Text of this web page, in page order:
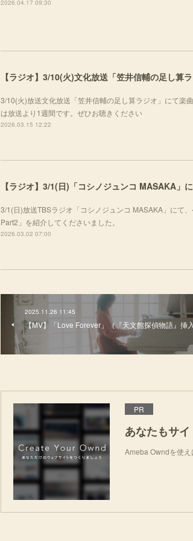
2026.04.17 09:30
【ラジオ】3/10(火)文化放送「笠井信輔の足し算
3/10(火)放送文化放送「笠井信輔の足し算ラジオ」にて楽
は放送より1週間です。ぜひお聴きください
2026.03.15 12:22
【ラジオ】3/1(日)「コシノジュンコ MASAKA」
3/1(日)放送TBSラジオ「コシノジュンコ MASAKA」にて
Part2」を紹介してくださいました。
2026.03.02 07:00
2025.11.26 11:45
【MV】「Love Forever」（『天文館探偵物語』挿入
PR
あなたもサ
Ameba Owndを使